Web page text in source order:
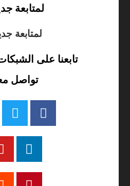
لمتابعة
لمتابعة
تابعنا على
تواصل